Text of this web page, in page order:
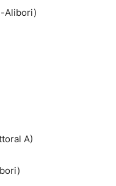
Alibori)
A)